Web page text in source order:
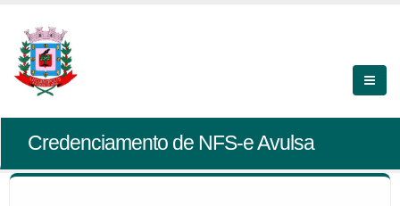
Credenciamento de NFS-e Avulsa